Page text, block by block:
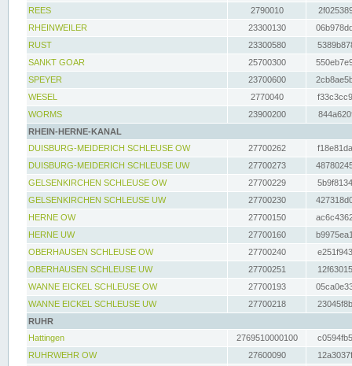
REES
2790010
RHEINWEILER
23300130
RUST
23300580
SANKT GOAR
25700300
SPEYER
23700600
WESEL
2770040
WORMS
23900200
RHEIN-HERNE-KANAL
DUISBURG-MEIDERICH SCHLEUSE OW
27700262
DUISBURG-MEIDERICH SCHLEUSE UW
27700273
GELSENKIRCHEN SCHLEUSE OW
27700229
GELSENKIRCHEN SCHLEUSE UW
27700230
HERNE OW
27700150
HERNE UW
27700160
OBERHAUSEN SCHLEUSE OW
27700240
OBERHAUSEN SCHLEUSE UW
27700251
WANNE EICKEL SCHLEUSE OW
27700193
WANNE EICKEL SCHLEUSE UW
27700218
RUHR
Hattingen
2769510000100
RUHRWEHR OW
27600090